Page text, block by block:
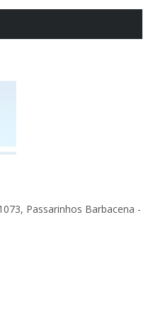
Passarinhos Barbacena -